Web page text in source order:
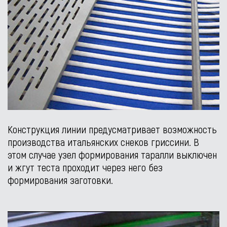
Конструкция линии предусматривает возможность
производства итальянских снеков гриссини. В
этом случае узел формирования таралли выключен
и жгут теста проходит через него без
формирования заготовки.